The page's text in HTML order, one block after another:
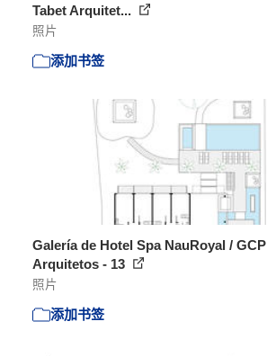
Tabet Arquitet...
照片
添加书签
Galería de Hotel Spa NauRoyal / GCP
Arquitetos - 13
照片
添加书签